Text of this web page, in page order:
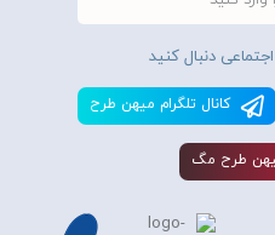
دنبال کنید
کانال تلگرام ميهن طرح
طرح مگ